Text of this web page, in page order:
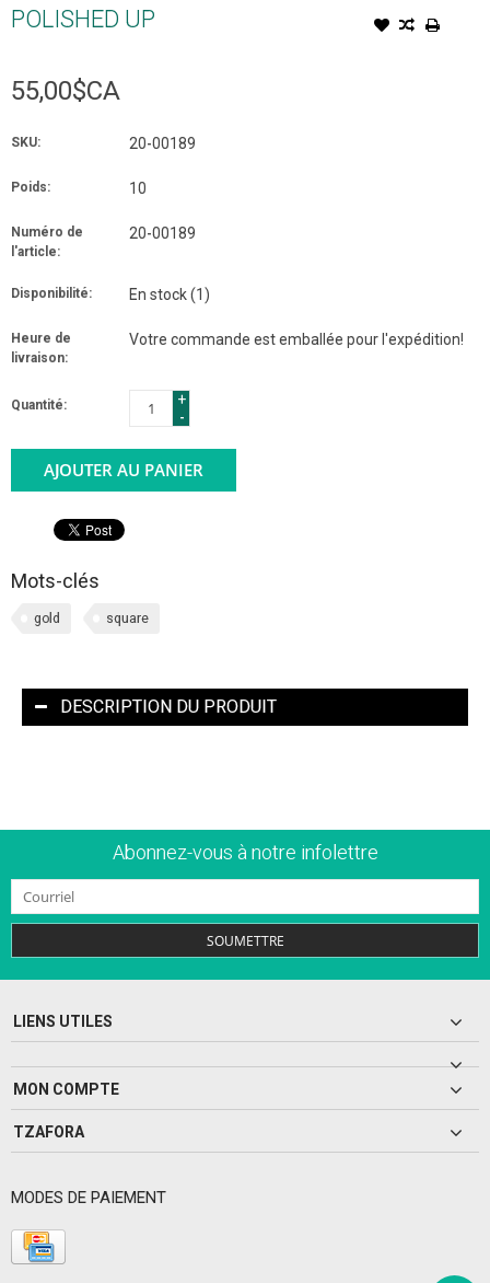
POLISHED UP
55,00$CA
SKU: 20-00189
Poids: 10
Numéro de
l'article:
20-00189
Disponibilité: En stock(1)
Heure de
livraison:
Votre commande est emballée pour l'expédition!
Quantité:
+
-
AJOUTER AU PANIER
Mots-clés
gold square
DESCRIPTION DU PRODUIT
Abonnez-vous à notre infolettre
SOUMETTRE
LIENS UTILES
MON COMPTE
TZAFORA
MODES DE PAIEMENT